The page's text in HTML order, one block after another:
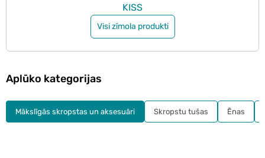
KISS
Visi zīmola produkti
Aplūko kategorijas
Mākslīgās skropstas un aksesuāri Skropstu tušas Ēnas